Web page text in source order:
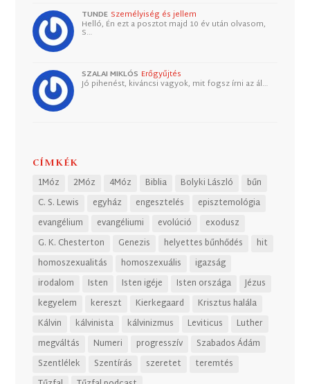
TUNDE Személyiség és jellem
Helló, Én ezt a posztot majd 10 év után olvasom,
S…
SZALAI MIKLÓS Erőgyűjtés
Jó pihenést, kiváncsi vagyok, mit fogsz írni az ál…
CÍMKÉK
1Móz 2Móz 4Móz Biblia Bolyki László
bűn
C. S. Lewis
egyház engesztelés
episztemológia
evangélium
evangéliumi evolúció
exodusz
G. K. Chesterton
Genezis helyettes bűnhődés
hit
homoszexualitás
homoszexuális
igazság
irodalom
Isten Isten igéje Isten országa
Jézus
kegyelem
kereszt Kierkegaard
Krisztus halála
Kálvin
kálvinista kálvinizmus Leviticus
Luther
megváltás
Numeri progresszív
Szabados Ádám
Szentlélek
Szentírás szeretet
teremtés